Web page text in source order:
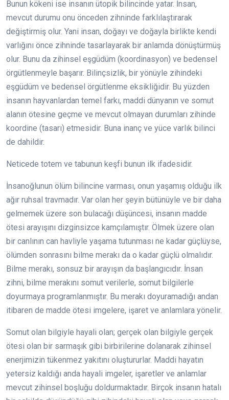
Bunun kökeni ise insanın ütopik bilincinde yatar. İnsan,
mevcut durumu onu önceden zihninde farklılaştırarak
değiştirmiş olur. Yani insan, doğayı ve doğayla birlikte kendi
varlığını önce zihninde tasarlayarak bir anlamda dönüştürmüş
olur. Bunu da zihinsel eşgüdüm (koordinasyon) ve bedensel
örgütlenmeyle başarır. Bilinçsizlik, bir yönüyle zihindeki
eşgüdüm ve bedensel örgütlenme eksikliğidir. Bu yüzden
insanın hayvanlardan temel farkı, maddi dünyanın ve somut
alanın ötesine geçme ve mevcut olmayan durumları zihinde
koordine (tasarı) etmesidir. Buna inanç ve yüce varlık bilinci
de dahildir.
Neticede totem ve tabunun keşfi bunun ilk ifadesidir.
İnsanoğlunun ölüm bilincine varması, onun yaşamış olduğu ilk
ağır ruhsal travmadır. Var olan her şeyin bütünüyle ve bir daha
gelmemek üzere son bulacağı düşüncesi, insanın madde
ötesi arayışını dizginsizce kamçılamıştır. Ölmek üzere olan
bir canlının can havliyle yaşama tutunması ne kadar güçlüyse,
ölümden sonrasını bilme merakı da o kadar güçlü olmalıdır.
Bilme merakı, sonsuz bir arayışın da başlangıcıdır. İnsan
zihni, bilme merakını somut verilerle, somut bilgilerle
doyurmaya programlanmıştır. Bu merakı doyuramadığı andan
itibaren de madde ötesi imgelere, işaret ve anlamlara yönelir.
Somut olan bilgiyle hayali olan; gerçek olan bilgiyle gerçek
ötesi olan bir sarmaşık gibi birbirilerine dolanarak zihinsel
enerjimizin tükenmez yakıtını oluştururlar. Maddi hayatın
yetersiz kaldığı anda hayali imgeler, işaretler ve anlamlar
mevcut zihinsel boşluğu doldurmaktadır. Birçok insanın hatalı